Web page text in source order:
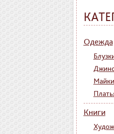
Одежда
Майки
Книги